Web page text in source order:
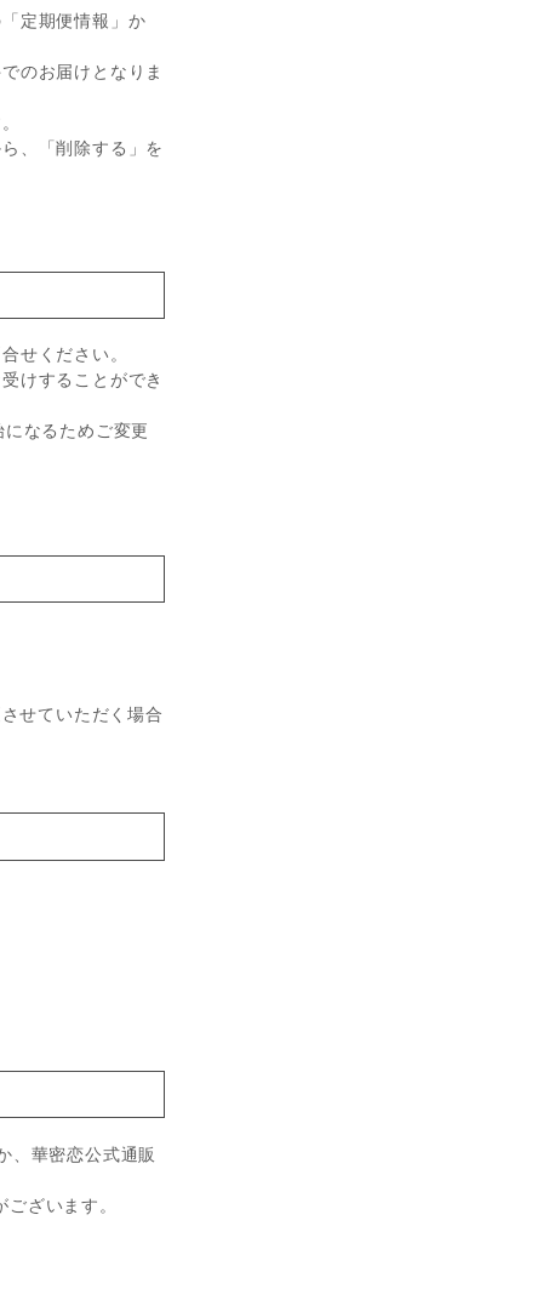
定期便情報」か
のお届けとなりま
、「削除する」を
せください。
けすることができ
なるためご変更
せていただく場合
、華密恋公式通販
ざいます。